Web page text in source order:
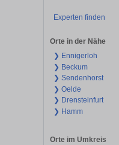
Experten finden
Orte in der Nähe
❯ Ennigerloh
❯ Beckum
❯ Sendenhorst
❯ Oelde
❯ Drensteinfurt
❯ Hamm
Orte im Umkreis